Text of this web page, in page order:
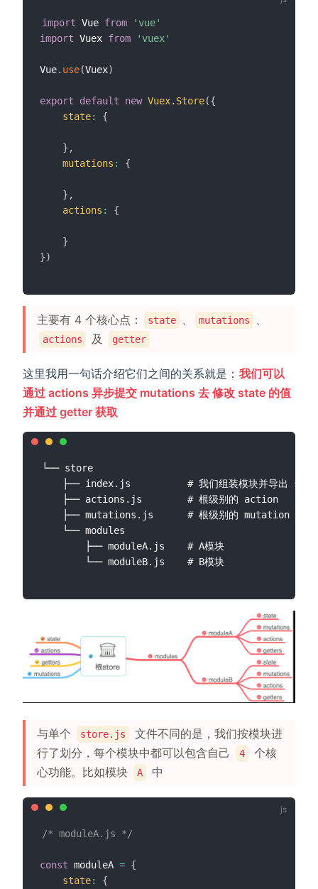
import Vue from
'vue'
import Vuex from 'vuex'
Vue. use(Vuex)
export default new Vuex. Store({
state: {
} ,
mutations : {
} ,
actions : {
}
})
主要有 4 个核心点： state 、 mutations 、
actions 及 getter
这里我用一句话介绍它们之间的关系就是： 我们可以
通过 actions 异步提交 mutations 去 修改 state 的值
并通过 getter 获取
└── store
├── index.js          # 我们组装模块并导出
    ├── actions.js        # 根级别的 action
    ├── mutations.js      # 根级别的 mutation
    └── modules
        ├── moduleA.js    # A模块
与单个 store.js
文件不同的是，我们按模块进
行了划分，每个模块中都可以包含自己
4
个核
心功能。比如模块
A 中
/* moduleA.js */
const moduleA = {
state:
{